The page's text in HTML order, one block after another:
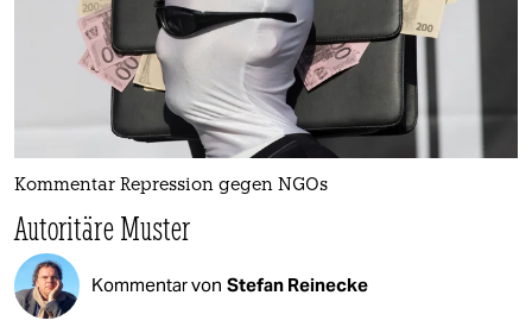
Kommentar Repression gegen NGOs
Autoritäre Muster
Kommentar von Stefan Reinecke